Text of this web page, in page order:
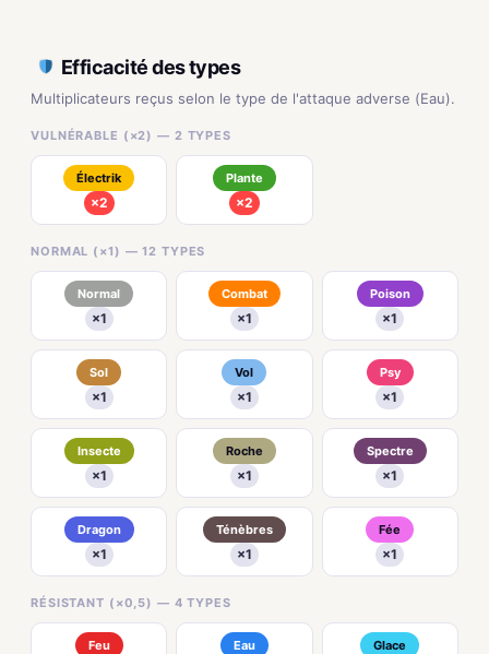
Efficacité des types
Multiplicateurs reçus selon le type de l'attaque adverse (Eau).
VULNÉRABLE (×2) — 2 TYPES
Électrik
×2
Plante
×2
NORMAL (×1) — 12 TYPES
Normal
×1
Combat
×1
Poison
×1
Sol
×1
Vol
×1
Psy
×1
Insecte
×1
Roche
×1
Spectre
×1
Dragon
×1
Ténèbres
×1
Fée
×1
RÉSISTANT (×0,5) — 4 TYPES
Feu Eau Glace